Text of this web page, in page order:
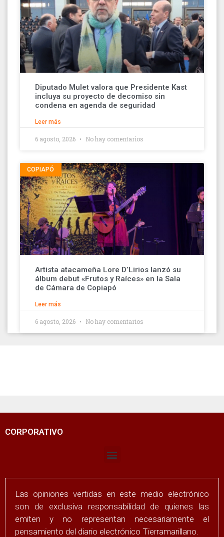
Diputado Mulet valora que Presidente Kast
incluya su proyecto de decomiso sin
condena en agenda de seguridad
Leer más
6 agosto, 2026 No hay comentarios
COPIAPÓ
Artista atacameña Lore D’Lirios lanzó su
álbum debut «Frutos y Raíces» en la Sala
de Cámara de Copiapó
Leer más
6 agosto, 2026 No hay comentarios
CORPORATIVO
Las opiniones vertidas en este medio electrónico
son de exclusiva responsabilidad de quienes las
emiten y no representan necesariamente el
pensamiento del diario electrónico Tierramarillano.